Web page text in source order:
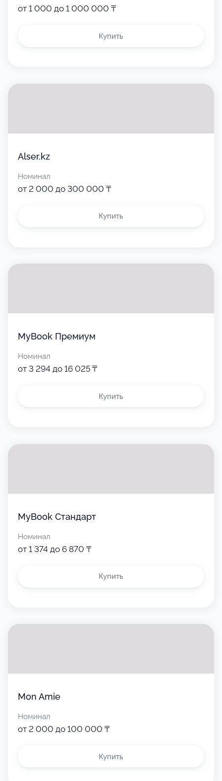
от 1 000 до 1 000 000 ₸
Купить
Alser.kz
Номинал
от 2 000 до 300 000 ₸
Купить
MyBook Премиум
Номинал
от 3 294 до 16 025 ₸
Купить
MyBook Стандарт
Номинал
от 1 374 до 6 870 ₸
Купить
Mon Amie
Номинал
от 2 000 до 100 000 ₸
Купить